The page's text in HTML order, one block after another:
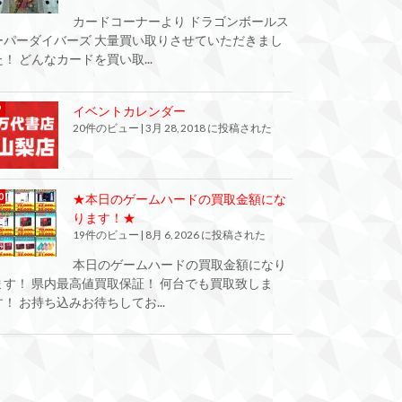
カードコーナーより ドラゴンボールス
パーダイバーズ 大量買い取りさせていただきまし
！ どんなカードを買い取...
イベントカレンダー
20件のビュー 3月 28, 2018 に投稿された
★本日のゲームハードの買取金額にな
ります！★
19件のビュー | 8月 6, 2026 に投稿された
本日のゲームハードの買取金額になり
す！ 県内最高値買取保証！ 何台でも買取致しま
！ お持ち込みお待ちしてお...